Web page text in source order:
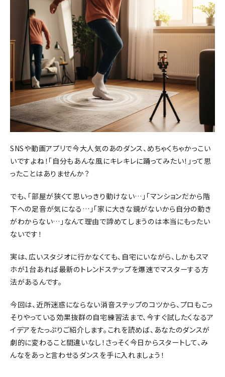
SNSや動画アプリで今大人気のあのダンス、めちゃくちゃかっこい
いですよね！「自分もあんな風にキレキレに踊ってみたい！」って思
ったことはありませんか？
でも、「部屋が狭くて思いっきり動けない…」「マンションだから階
下への足音が気になる…」「家に大きな鏡がないから自分の動き
がわからない…」なんて理由で諦めてしまうのは本当にもったい
ないです！
実は、広いスタジオに行かなくても、自宅にいながら、しかもスマ
ホが1台あれば最新のトレンドステップを爆速でマスターする方
法があるんです。
今回は、近所迷惑にならない消音ステップのコツから、プロもこっ
そりやっている効果抜群の自宅練習法まで、今すぐ試したくなるア
イデアをたっぷりご紹介します。これを読めば、あなたのダンスが
劇的に変わること間違いなし！さっそく今日からスタートして、み
んなをあっと言わせるダンスを手に入れましょう！